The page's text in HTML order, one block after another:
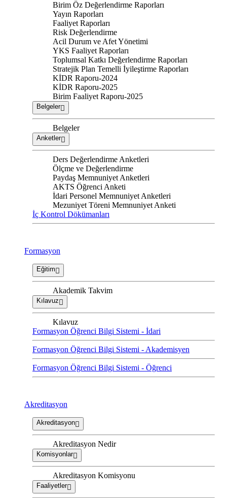
Birim Öz Değerlendirme Raporları
Yayın Raporları
Faaliyet Raporları
Risk Değerlendirme
Acil Durum ve Afet Yönetimi
YKS Faaliyet Raporları
Toplumsal Katkı Değerlendirme Raporları
Stratejik Plan Temelli İyileştirme Raporları
KİDR Raporu-2024
KİDR Raporu-2025
Birim Faaliyet Raporu-2025
Belgeler
Belgeler
Anketler
Ders Değerlendirme Anketleri
Ölçme ve Değerlendirme
Paydaş Memnuniyet Anketleri
AKTS Öğrenci Anketi
İdari Personel Memnuniyet Anketleri
Mezuniyet Töreni Memnuniyet Anketi
İç Kontrol Dökümanları
Formasyon
Eğitim
Akademik Takvim
Kılavuz
Kılavuz
Formasyon Öğrenci Bilgi Sistemi - İdari
Formasyon Öğrenci Bilgi Sistemi - Akademisyen
Formasyon Öğrenci Bilgi Sistemi - Öğrenci
Akreditasyon
Akreditasyon
Akreditasyon Nedir
Komisyonlar
Akreditasyon Komisyonu
Faaliyetler